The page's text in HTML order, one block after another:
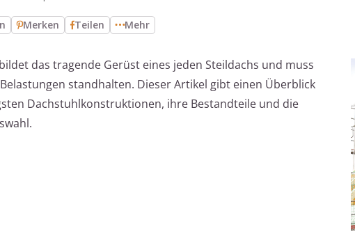
Merken Teilen Mehr
das tragende Gerüst eines jeden Steildachs und muss
standhalten. Dieser Artikel gibt einen Überblick
Dachstuhlkonstruktionen, ihre Bestandteile und die